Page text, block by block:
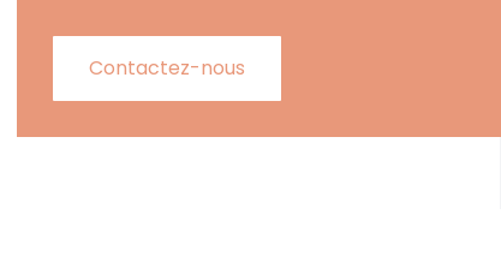
Contactez-nous